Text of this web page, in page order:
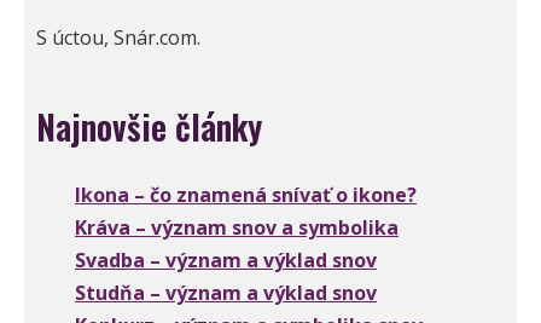
S úctou, Snár.com.
Najnovšie články
Ikona – čo znamená snívať o ikone?
Kráva – význam snov a symbolika
Svadba – význam a výklad snov
Studňa – význam a výklad snov